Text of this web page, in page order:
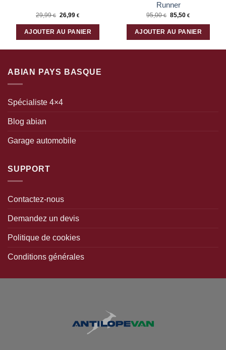
29,99€ 26,99 €
AJOUTER AU PANIER
Runner
95,00€ 85,50 €
AJOUTER AU PANIER
ABIAN PAYS BASQUE
Spécialiste 4×4
Blog abian
Garage automobile
SUPPORT
Contactez-nous
Demandez un devis
Politique de cookies
Conditions générales